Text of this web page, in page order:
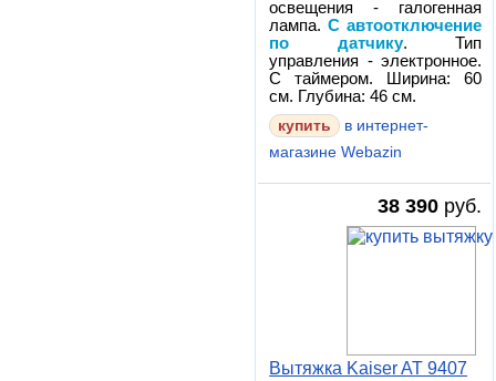
освещения - галогенная
лампа.С автоотключение
по датчику. Тип
управления - электронное.
С таймером. Ширина: 60
см. Глубина: 46 см.
в интернет-
магазине Webazin
38 390 руб.
Вытяжка Kaiser AT 9407